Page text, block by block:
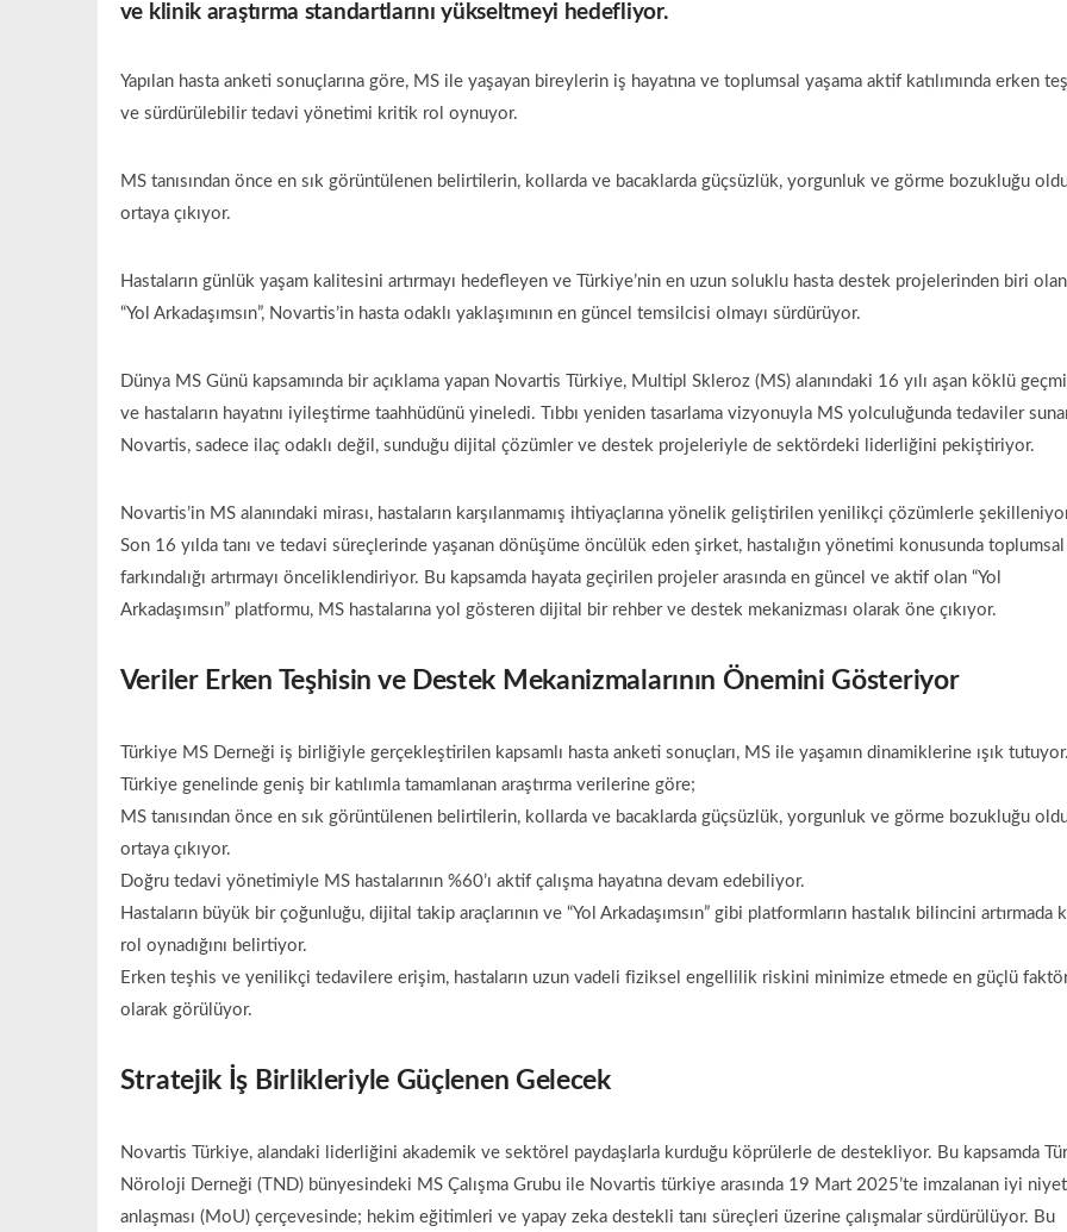
ve klinik araştırma standartlarını yükseltmeyi hedefliyor.
Yapılan hasta anketi sonuçlarına göre, MS ile yaşayan bireylerin iş hayatına ve toplumsal yaşama aktif katılımında erken
ve sürdürülebilir tedavi yönetimi kritik rol oynuyor.
MS tanısından önce en sık görüntülenen belirtilerin, kollarda ve bacaklarda güçsüzlük, yorgunluk ve görme bozukluğu
ortaya çıkıyor.
Hastaların günlük yaşam kalitesini artırmayı hedefleyen ve Türkiye’nin en uzun soluklu hasta destek projelerinden biri olan
“Yol Arkadaşımsın”, Novartis’in hasta odaklı yaklaşımının en güncel temsilcisi olmayı sürdürüyor.
Dünya MS Günü kapsamında bir açıklama yapan Novartis Türkiye, Multipl Skleroz (MS) alanındaki 16 yılı aşan köklü
ve hastaların hayatını iyileştirme taahhüdünü yineledi. Tıbbı yeniden tasarlama vizyonuyla MS yolculuğunda tedaviler
Novartis, sadece ilaç odaklı değil, sunduğu dijital çözümler ve destek projeleriyle de sektördeki liderliğini pekiştiriyor.
Novartis’in MS alanındaki mirası, hastaların karşılanmamış ihtiyaçlarına yönelik geliştirilen yenilikçi çözümlerle
Son 16 yılda tanı ve tedavi süreçlerinde yaşanan dönüşüme öncülük eden şirket, hastalığın yönetimi konusunda toplumsal
farkındalığı artırmayı önceliklendiriyor. Bu kapsamda hayata geçirilen projeler arasında en güncel ve aktif olan “Yol
Arkadaşımsın” platformu, MS hastalarına yol gösteren dijital bir rehber ve destek mekanizması olarak öne çıkıyor.
Veriler Erken Teşhisin ve Destek Mekanizmalarının Önemini Gösteriyor
Türkiye MS Derneği iş birliğiyle gerçekleştirilen kapsamlı hasta anketi sonuçları, MS ile yaşamın dinamiklerine ışık tutuyor.
Türkiye genelinde geniş bir katılımla tamamlanan araştırma verilerine göre;
MS tanısından önce en sık görüntülenen belirtilerin, kollarda ve bacaklarda güçsüzlük, yorgunluk ve görme bozukluğu
ortaya çıkıyor.
Doğru tedavi yönetimiyle MS hastalarının %60’ı aktif çalışma hayatına devam edebiliyor.
Hastaların büyük bir çoğunluğu, dijital takip araçlarının ve “Yol Arkadaşımsın” gibi platformların hastalık bilincini artırmada
rol oynadığını belirtiyor.
Erken teşhis ve yenilikçi tedavilere erişim, hastaların uzun vadeli fiziksel engellilik riskini minimize etmede en güçlü
olarak görülüyor.
Stratejik İş Birlikleriyle Güçlenen Gelecek
Novartis Türkiye, alandaki liderliğini akademik ve sektörel paydaşlarla kurduğu köprülerle de destekliyor. Bu kapsamda
Nöroloji Derneği (TND) bünyesindeki MS Çalışma Grubu ile Novartis türkiye arasında 19 Mart 2025’te imzalanan iyi niyet
anlaşması (MoU) çerçevesinde; hekim eğitimleri ve yapay zeka destekli tanı süreçleri üzerine çalışmalar sürdürülüyor. Bu